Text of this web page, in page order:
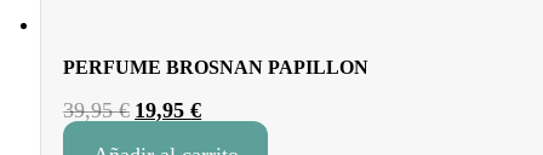
PERFUME BROSNAN PAPILLON
39,95€ El
19,95€El